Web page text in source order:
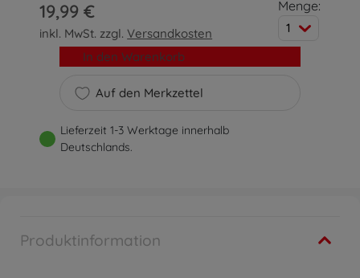
19,99 €
inkl. MwSt. zzgl.Versandkosten
Menge:
1
Auf den Merkzettel
In den Warenkorb
Lieferzeit 1-3 Werktage innerhalb
Deutschlands.
Produktinformation